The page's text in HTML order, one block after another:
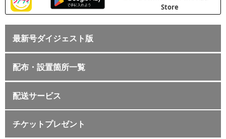
最新号ダイジェスト版
配布・設置箇所一覧
配送サービス
チケットプレゼント